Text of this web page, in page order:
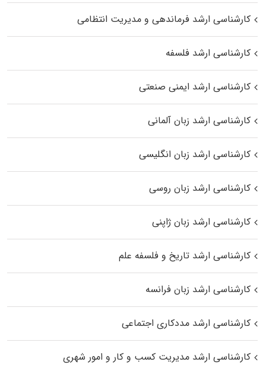
کارشناسی ارشد فرماندهی و مدیریت انتظامی
کارشناسی ارشد فلسفه
کارشناسی ارشد ایمنی صنعتی
کارشناسی ارشد زبان آلمانی
کارشناسی ارشد زبان انگلیسی
کارشناسی ارشد زبان روسی
کارشناسی ارشد زبان ژاپنی
کارشناسی ارشد تاریخ و فلسفه علم
کارشناسی ارشد زبان فرانسه
کارشناسی ارشد مددکاری اجتماعی
کارشناسی ارشد مدیریت کسب و کار و امور شهری